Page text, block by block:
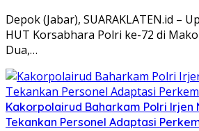
Depok (Jabar), SUARAKLATEN.id –
HUT Korsabhara Polri ke-72 di
Dua,…
Kakorpolairud Baharkam Polri Irjen
Tekankan Personel Adaptasi